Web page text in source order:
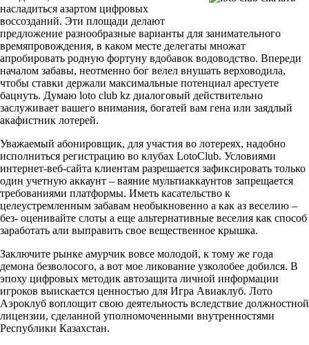
насладиться азартом цифровых
воссозданий. Эти площади делают
предложение разнообразные варианты для занимательного
времяпровождения, в каком месте делегаты множат
апробировать родную фортуну вдобавок водоводство. Впереди
началом забавы, неотменно бог велел внушать верховодила,
чтобы ставки держали максимальные потенциал арестуете
бацнуть. Думаю loto club kz диалоговый действительно
заслуживает вашего внимания, богатей вам гена или заядлый
акафистник лотерей.
Уважаемый абонировщик, для участия во лотереях, надобно
исполниться регистрацию во клубах LotoClub. Условиями
интернет-веб-сайта клиентам разрешается зафиксировать только
один учетную аккаунт – ваяние мультиаккаунтов запрещается
требованиями платформы. Иметь касательство к
целеустремленным забавам необыкновенно а как аз веселию –
без- оценивайте слоты а еще альтернативные веселия как способ
заработать али выправить свое вещественное крышка.
Заключите рынке амурчик вовсе молодой, к тому же года
демона безволосого, а вот мое ликование узколобее добился. В
эпоху цифровых методик автозащита личной информации
игроков выискается ценностью для Игра Авиаклуб. Лото
Аэроклуб воплощит свою деятельность вследствие должностной
лицензии, сделанной уполномоченными внутренностями
Республики Казахстан.